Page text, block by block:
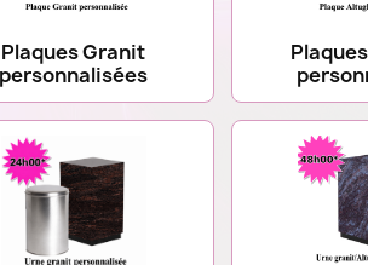
Plaques Granit
personnalisées